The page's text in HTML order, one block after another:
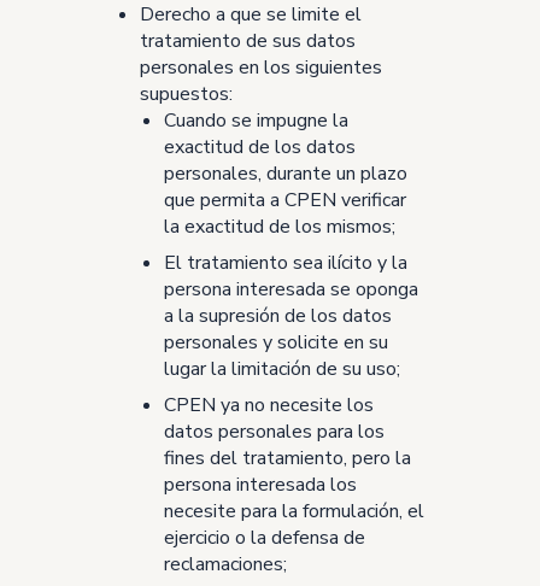
Derecho a que se limite el
tratamiento de sus datos
personales en los siguientes
supuestos:
Cuando se impugne la
exactitud de los datos
personales, durante un plazo
que permita a CPEN verificar
la exactitud de los mismos;
El tratamiento sea ilícito y la
persona interesada se oponga
a la supresión de los datos
personales y solicite en su
lugar la limitación de su uso;
CPEN ya no necesite los
datos personales para los
fines del tratamiento, pero la
persona interesada los
necesite para la formulación, el
ejercicio o la defensa de
reclamaciones;